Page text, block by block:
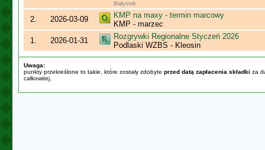
Białystok
2. 2026-03-09
KMP na maxy - termin marcowy
KMP - marzec
1.
2026-01-31
Rozgrywki Regionalne Styczeń 2026
Podlaski WZBS - Kleosin
Uwaga:
punkty przekreślone to takie, które zostały zdobyte przed datą zapłacenia składki za
całkowitej.